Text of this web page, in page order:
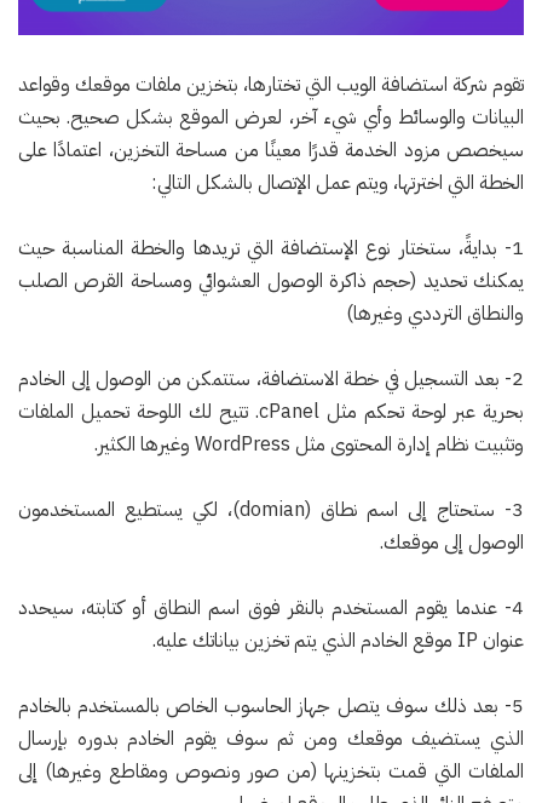
تقوم شركة استضافة الويب التي تختارها، بتخزين ملفات موقعك وقواعد
البيانات والوسائط وأي شيء آخر، لعرض الموقع بشكل صحيح. بحيث
سيخصص مزود الخدمة قدرًا معينًا من مساحة التخزين، اعتمادًا على
الخطة التي اخترتها، ويتم عمل الإتصال بالشكل التالي:
1- بدايةً، ستختار نوع الإستضافة التي تريدها والخطة المناسبة حيث
يمكنك تحديد (حجم ذاكرة الوصول العشوائي ومساحة القرص الصلب
والنطاق الترددي وغيرها)
2- بعد التسجيل في خطة الاستضافة، ستتمكن من الوصول إلى الخادم
بحرية عبر لوحة تحكم مثل cPanel. تتيح لك اللوحة تحميل الملفات
وتثبيت نظام إدارة المحتوى مثل WordPress وغيرها الكثير.
3- ستحتاج إلى اسم نطاق (domian)، لكي يستطيع المستخدمون
الوصول إلى موقعك.
4- عندما يقوم المستخدم بالنقر فوق اسم النطاق أو كتابته، سيحدد
عنوان IP موقع الخادم الذي يتم تخزين بياناتك عليه.
5- بعد ذلك سوف يتصل جهاز الحاسوب الخاص بالمستخدم بالخادم
الذي يستضيف موقعك ومن ثم سوف يقوم الخادم بدوره بإرسال
الملفات التي قمت بتخزينها (من صور ونصوص ومقاطع وغيرها) إلى